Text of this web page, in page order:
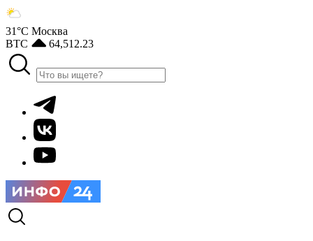
31°С Москва
BTC
64,512.23